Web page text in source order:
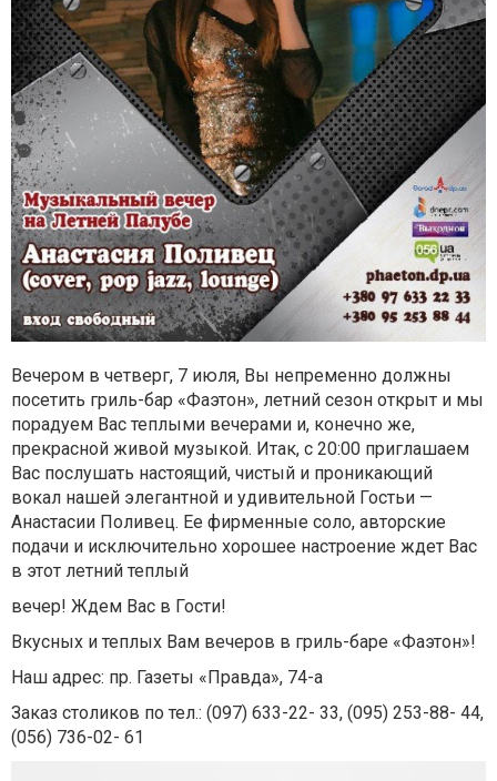
Вечером в четверг, 7 июля, Вы непременно должны
посетить гриль-бар «Фаэтон», летний сезон открыт и мы
порадуем Вас теплыми вечерами и, конечно же,
прекрасной живой музыкой. Итак, с 20:00 приглашаем
Вас послушать настоящий, чистый и проникающий
вокал нашей элегантной и удивительной Гостьи —
Анастасии Поливец. Ее фирменные соло, авторские
подачи и исключительно хорошее настроение ждет Вас
в этот летний теплый
вечер! Ждем Вас в Гости!
Вкусных и теплых Вам вечеров в гриль-баре «Фаэтон»!
Наш адрес: пр. Газеты «Правда», 74-а
Заказ столиков по тел.: (097) 633-22- 33, (095) 253-88- 44,
(056) 736-02- 61